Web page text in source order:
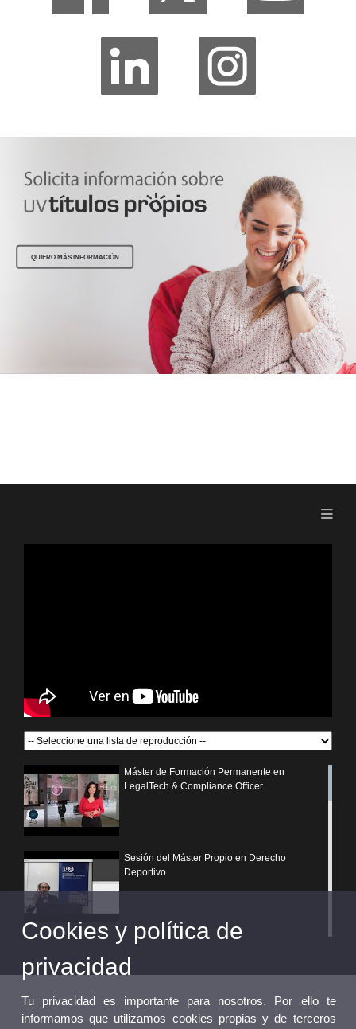
QUIERO MÁS INFORMACIÓN
Máster de Formación Permanente en
LegalTech & Compliance Officer
Sesión del Máster Propio en Derecho
Deportivo
¿Por qué elegir un postgrado propio de la
Universitat de València?
Cookies y política de
privacidad
Tu privacidad es importante para nosotros. Por ello te
informamos que utilizamos cookies propias y de terceros